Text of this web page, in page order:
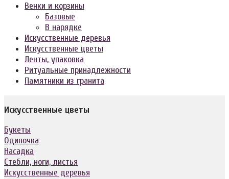
Венки и корзины
Базовые
В нарядке
Искусственные деревья
Искусственные цветы
Ленты, упаковка
Ритуальные принадлежности
Памятники из гранита
Искусственные цветы
Букеты
Одиночка
Насадка
Стебли, ноги, листья
Искусственные деревья